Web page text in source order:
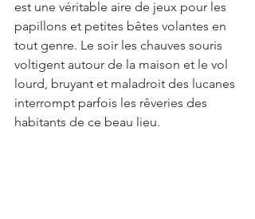
est une véritable aire de jeux pour les
papillons et petites bêtes volantes en
tout genre. Le soir les chauves souris
voltigent autour de la maison et le vol
lourd, bruyant et maladroit des lucanes
interrompt parfois les rêveries des
habitants de ce beau lieu.